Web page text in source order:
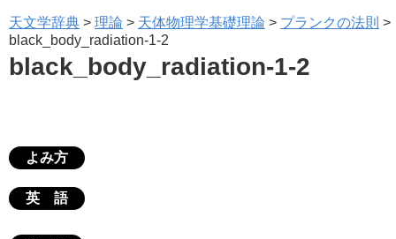
天文学辞典 > 理論 > 天体物理学基礎理論 > プランクの法則 >
black_body_radiation-1-2
black_body_radiation-1-2
よみ方
英 語